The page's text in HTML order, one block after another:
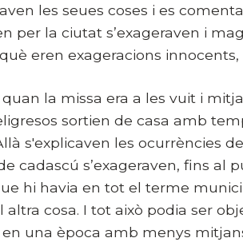
les seues coses i es
per la ciutat s’exageraven i
eren exageracions
la missa era a les vuit i
sortien de casa amb
s'explicaven les ocurrències
cadascú s’exageraven, fins al
hi havia en tot el terme
cosa. I tot això podia ser
una època amb menys